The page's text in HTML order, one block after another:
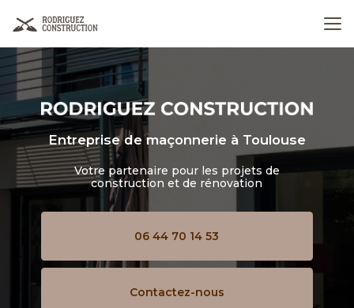
principal
Entreprise de maçonnerie à Toulouse
Votre partenaire pour les projets de
construction et de rénovation
06 44 70 14 53
Contactez-nous